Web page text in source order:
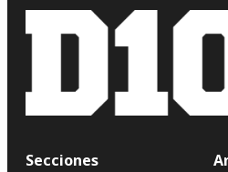
Secciones